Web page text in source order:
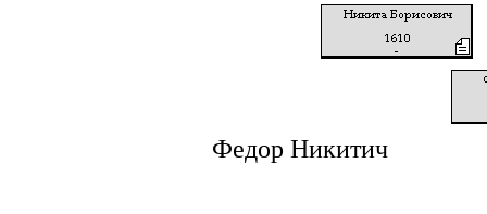
Федор Никитич